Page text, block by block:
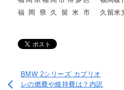
福岡県久留米市
久留米
BMW 2シリーズ カブリオ
レの燃費や維持費は？内訳